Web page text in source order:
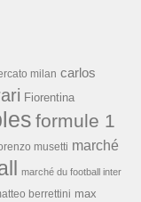
milan carlos
Fiorentina
formule 1
musetti marché
marché du football inter
berrettini max